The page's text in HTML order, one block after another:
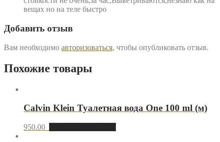
вещах но на теле быстро
Добавить отзыв
Вам необходимо авторизоваться, чтобы опубликовать отзыв.
Похожие товары
Calvin Klein Туалетная вода One 100 ml (м)
950.00